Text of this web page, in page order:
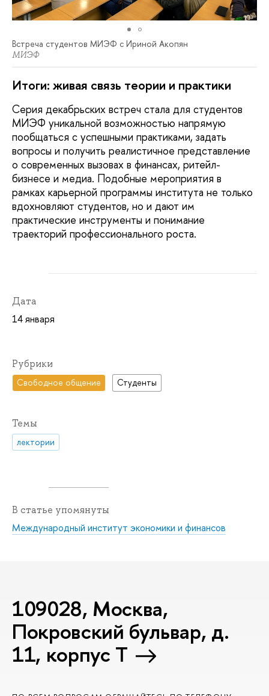
Встреча студентов МИЭФ с Ириной Акопян
МИЭФ
Итоги: живая связь теории и практики
Серия декабрьских встреч стала для студентов
МИЭФ уникальной возможностью напрямую
пообщаться с успешными практиками, задать
вопросы и получить реалистичное представление
о современных вызовах в финансах, ритейл-
бизнесе и медиа. Подобные мероприятия в
рамках карьерной программы института не только
вдохновляют студентов, но и дают им
практические инструменты и понимание
траекторий профессионального роста.
Дата
14 января
Рубрики
Свободное общение Студенты
Темы
лектории
В статье упомянуты
Международный институт экономики и финансов
109028, Москва,
Покровский бульвар, д.
11, корпус T